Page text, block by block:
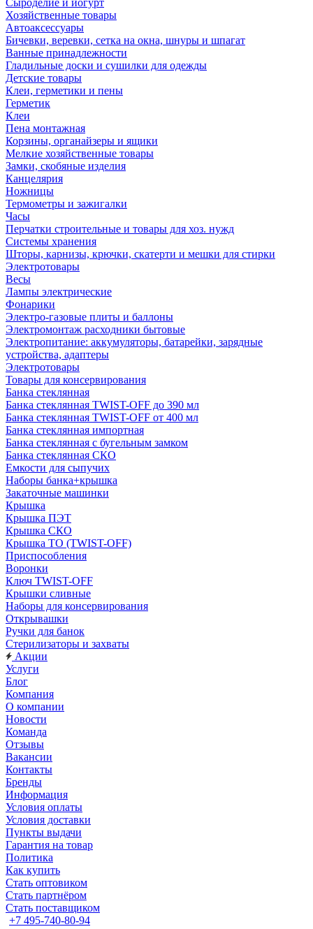
Сыроделие и йогурт
Хозяйственные товары
Автоаксессуары
Бичевки, веревки, сетка на окна, шнуры и шпагат
Ванные принадлежности
Гладильные доски и сушилки для одежды
Детские товары
Клеи, герметики и пены
Герметик
Клеи
Пена монтажная
Корзины, органайзеры и ящики
Мелкие хозяйственные товары
Замки, скобяные изделия
Канцелярия
Ножницы
Термометры и зажигалки
Часы
Перчатки строительные и товары для хоз. нужд
Системы хранения
Шторы, карнизы, крючки, скатерти и мешки для стирки
Электротовары
Весы
Лампы электрические
Фонарики
Электро-газовые плиты и баллоны
Электромонтаж расходники бытовые
Электропитание: аккумуляторы, батарейки, зарядные
устройства, адаптеры
Электротовары
Товары для консервирования
Банка стеклянная
Банка стеклянная TWIST-OFF до 390 мл
Банка стеклянная TWIST-OFF от 400 мл
Банка стеклянная импортная
Банка стеклянная с бугельным замком
Банка стеклянная СКО
Емкости для сыпучих
Наборы банка+крышка
Закаточные машинки
Крышка
Крышка ПЭТ
Крышка СКО
Крышка ТО (TWIST-OFF)
Приспособления
Воронки
Ключ TWIST-OFF
Крышки сливные
Наборы для консервирования
Открывашки
Ручки для банок
Стерилизаторы и захваты
Акции
Услуги
Блог
Компания
О компании
Новости
Команда
Отзывы
Вакансии
Контакты
Бренды
Информация
Условия оплаты
Условия доставки
Пункты выдачи
Гарантия на товар
Политика
Как купить
Стать оптовиком
Стать партнёром
Стать поставщиком
+7 495-740-80-94